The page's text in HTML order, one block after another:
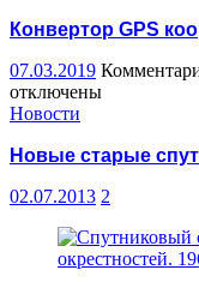
Конвертор GPS
07.03.2019
отключены
Новости
Новые старые
02.07.2013 2